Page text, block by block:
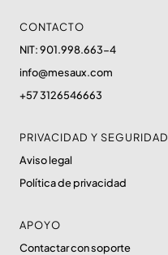
CONTACTO
NIT: 901.998.663-4
info@mesaux.com
+57 3126546663
PRIVACIDAD Y SEGURIDAD
Aviso legal
Política de privacidad
APOYO
Contactar con soporte